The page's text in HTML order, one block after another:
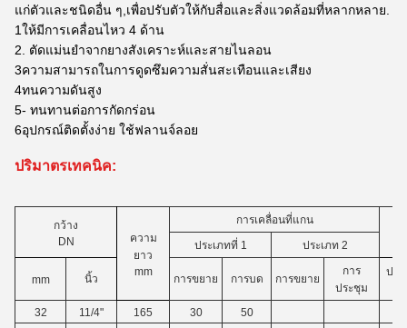
แก่ตัวและชนิดอื่น ๆ,เพื่อปรับตัวให้กับสื่อและสิ่งแวดล้อมที่หลากหลาย.
1ให้มีการเคลื่อนไหว 4 ด้าน
2. ตัดแม่นยําจากยางสังเคราะห์และสายไนลอน
3ความสามารถในการดูดซึมความสั่นสะเทือนและเสียง
4ทนความดันสูง
5- ทนทานต่อการกัดกร่อน
6อุปกรณ์ติดตั้งง่าย ใช้ฟลานจ์ลอย
ปริมาตรเทคนิค:
กว้าง
DN
ความ
ยาว
mm
การเคลื่อนที่แกน
ประเภทที่ 1
ประเภท 2
mm นิ้ว การขยาย การบด การขยาย
การ
ประชุม
ประ
32
11/4" 165 30 50